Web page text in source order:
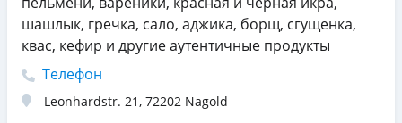
шашлык, гречка, сало, аджика, борщ, сгущенка,
квас, кефир и другие аутентичные продукты
Телефон
Leonhardstr. 21, 72202 Nagold